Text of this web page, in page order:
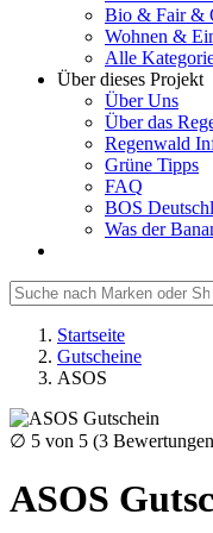
Bio & Fair &
Wohnen &
Alle
Über dieses Projekt
Über Uns
Über das
Regenwald
Grüne Tipps
FAQ
BOS
Was der
Startseite
Gutscheine
ASOS
∅ 5 von 5 (3
ASOS